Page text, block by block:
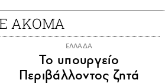
ΑΚΟΜΑ
ΕΛΛΑΔΑ
Το υπουργείο
Περιβάλλοντος ζητά